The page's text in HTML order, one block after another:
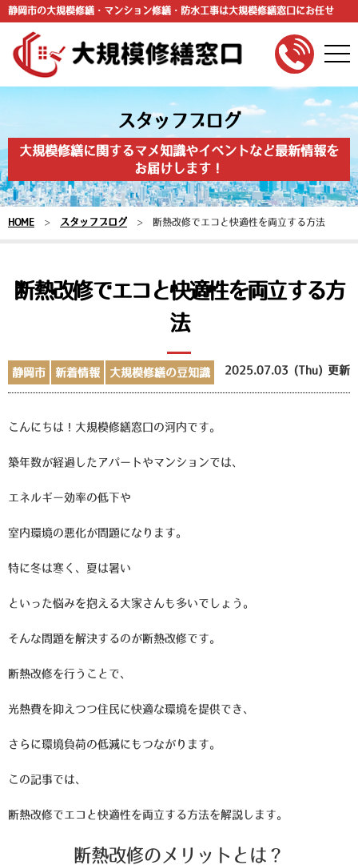
静岡市の大規模修繕・マンション修繕・防水工事は大規模修繕窓口にお任せ
スタッフブログ
大規模修繕に関するマメ知識やイベントなど最新情報を
お届けします！
HOME > スタッフブログ > 断熱改修でエコと快適性を両立する方法
断熱改修でエコと快適性を両立する方
法
静岡市 新着情報 大規模修繕の豆知識 2025.07.03 (Thu) 更新
こんにちは！大規模修繕窓口の河内です。
築年数が経過したアパートやマンションでは、
エネルギー効率の低下や
室内環境の悪化が問題になります。
特に冬は寒く、夏は暑い
といった悩みを抱える大家さんも多いでしょう。
そんな問題を解決するのが断熱改修です。
断熱改修を行うことで、
光熱費を抑えつつ住民に快適な環境を提供でき、
さらに環境負荷の低減にもつながります。
この記事では、
断熱改修でエコと快適性を両立する方法を解説します。
断熱改修のメリットとは？